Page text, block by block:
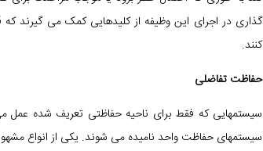
گذاری در اجرای این وظیفه از کلیدهایی کمک می گیرند که
کنند.
حفاظت تفاضلی
سیستمهایی که فقط برای ناحیه حفاظتی تعریف شده عمل
سیستمهای حفاظت واحد نامیده می شوند. یکی از انواع